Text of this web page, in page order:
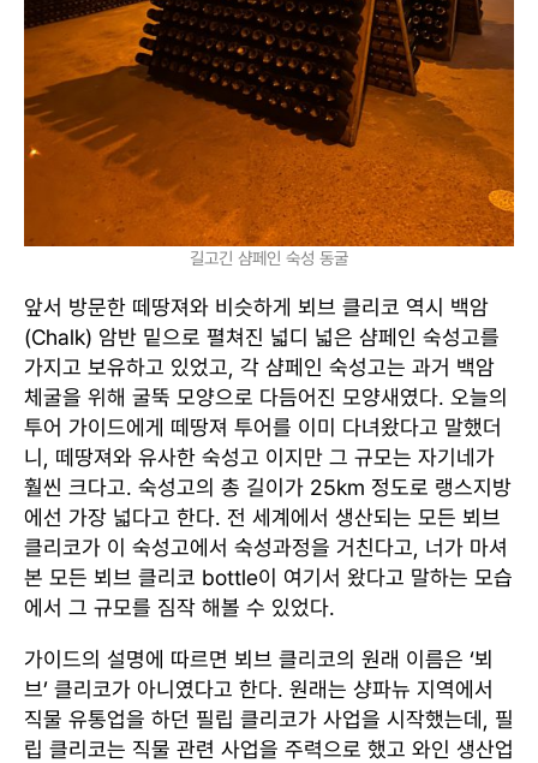
길고긴 샴페인 숙성 동굴
앞서 방문한 떼땅져와 비슷하게 뵈브 클리코 역시 백암
(Chalk) 암반 밑으로 펼쳐진 넓디 넓은 샴페인 숙성고를
가지고 보유하고 있었고, 각 샴페인 숙성고는 과거 백암
체굴을 위해 굴뚝 모양으로 다듬어진 모양새였다. 오늘의
투어 가이드에게 떼땅져 투어를 이미 다녀왔다고 말했더
니, 떼땅져와 유사한 숙성고 이지만 그 규모는 자기네가
훨씬 크다고. 숙성고의 총 길이가 25km 정도로 랭스지방
에선 가장 넓다고 한다. 전 세계에서 생산되는 모든 뵈브
클리코가 이 숙성고에서 숙성과정을 거친다고, 너가 마셔
본 모든 뵈브 클리코 bottle이 여기서 왔다고 말하는 모습
에서 그 규모를 짐작 해볼 수 있었다.
가이드의 설명에 따르면 뵈브 클리코의 원래 이름은 ‘뵈
브’ 클리코가 아니였다고 한다. 원래는 샹파뉴 지역에서
직물 유통업을 하던 필립 클리코가 사업을 시작했는데, 필
립 클리코는 직물 관련 사업을 주력으로 했고 와인 생산업